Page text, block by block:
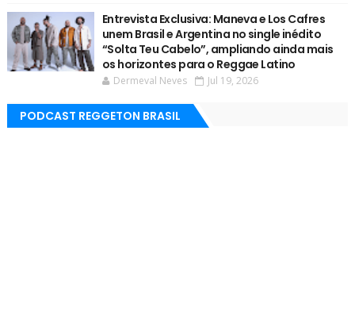
Entrevista Exclusiva: Maneva e Los Cafres
unem Brasil e Argentina no single inédito
“Solta Teu Cabelo”, ampliando ainda mais
os horizontes para o Reggae Latino
Dermeval Neves Jul 19, 2026
PODCAST REGGETON BRASIL